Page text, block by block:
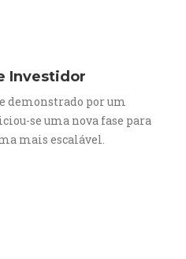
Investidor
demonstrado por um
se uma nova fase para
mais escalável.